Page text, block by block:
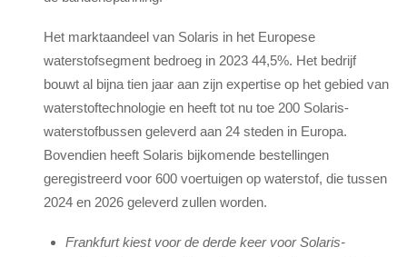
Het marktaandeel van Solaris in het Europese
waterstofsegment bedroeg in 2023 44,5%. Het bedrijf
bouwt al bijna tien jaar aan zijn expertise op het gebied van
waterstoftechnologie en heeft tot nu toe 200 Solaris-
waterstofbussen geleverd aan 24 steden in Europa.
Bovendien heeft Solaris bijkomende bestellingen
geregistreerd voor 600 voertuigen op waterstof, die tussen
2024 en 2026 geleverd zullen worden.
Frankfurt kiest voor de derde keer voor Solaris-